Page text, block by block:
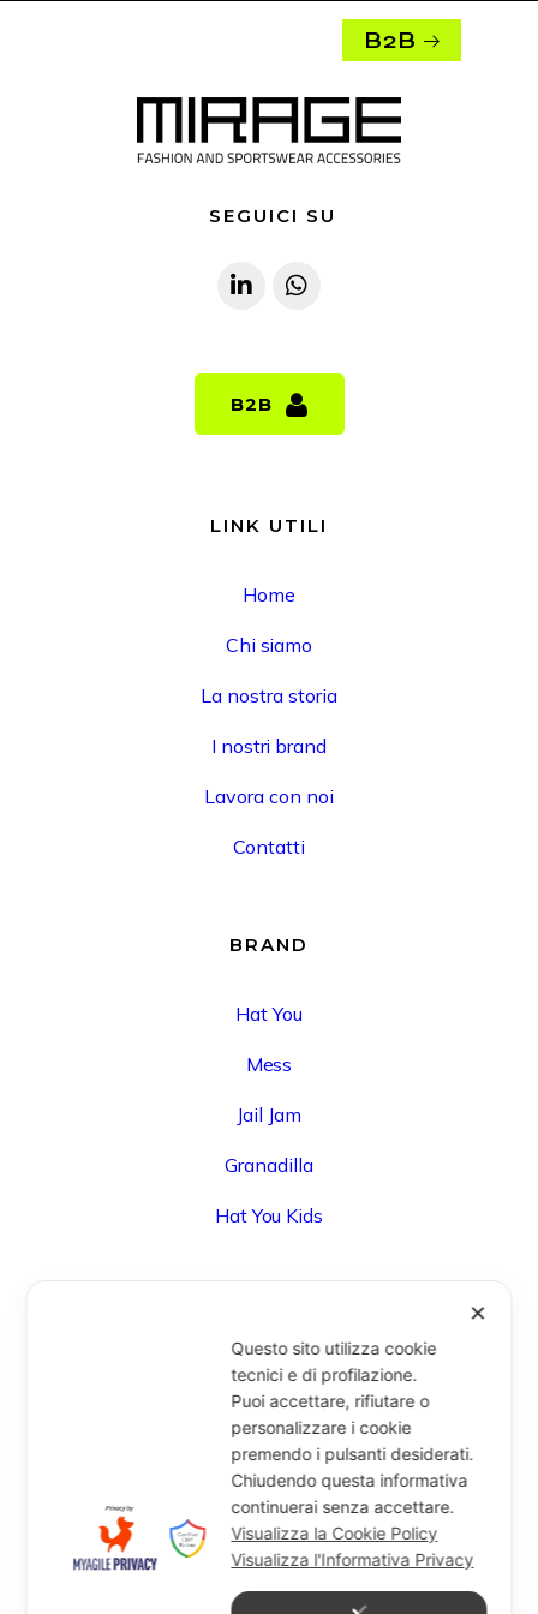
B2B
SEGUICI SU
B2B
B2B
LINK UTILI
Home
Chi siamo
La nostra storia
I nostri brand
Lavora con noi
Contatti
BRAND
Hat You
Mess
Jail Jam
Granadilla
Hat You Kids
Via Degli Speziali, 161 (Blocco 32 Centergross) -
40050 Funo di Argelato (BO) - Italy
info@miragesrl.com
+39 051 8651711
✕
Questo sito utilizza cookie
tecnici e di profilazione.
Puoi accettare, rifiutare o
personalizzare i cookie
premendo i pulsanti desiderati.
Chiudendo questa informativa
continuerai senza accettare.
Visualizza la Cookie Policy
Visualizza l'Informativa Privacy